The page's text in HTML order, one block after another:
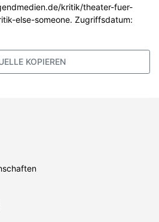
kritik/theater-fuer-
else-someone. Zugriffsdatum:
KOPIEREN